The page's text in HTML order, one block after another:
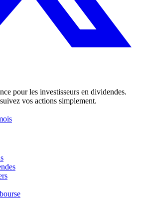
pour les investisseurs en dividendes.
vos actions simplement.